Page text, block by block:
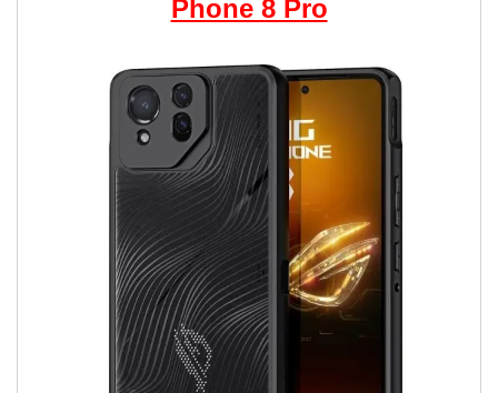
Phone 8 Pro